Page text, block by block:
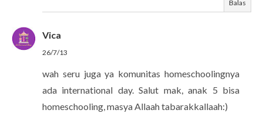
Balas
Vica
26/7/13
wah seru juga ya komunitas homeschoolingnya
ada international day. Salut mak, anak 5 bisa
homeschooling, masya Allaah tabarakkallaah:)